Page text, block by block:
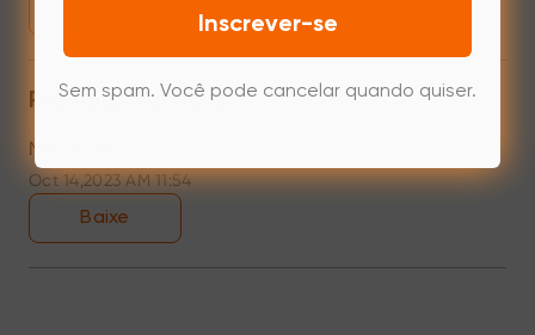
Previous versions
Mac10.10
Oct 14,2023 AM 11:54
Baixe
Inscrever-se
Sem spam. Você pode cancelar quando quiser.